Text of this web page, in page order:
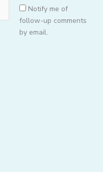
Notify me of
follow-up comments
by email.